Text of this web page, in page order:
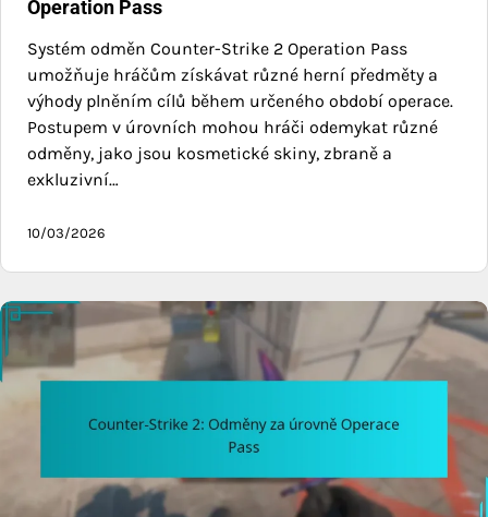
Operation Pass
Systém odměn Counter-Strike 2 Operation Pass
umožňuje hráčům získávat různé herní předměty a
výhody plněním cílů během určeného období operace.
Postupem v úrovních mohou hráči odemykat různé
odměny, jako jsou kosmetické skiny, zbraně a
exkluzivní…
10/03/2026